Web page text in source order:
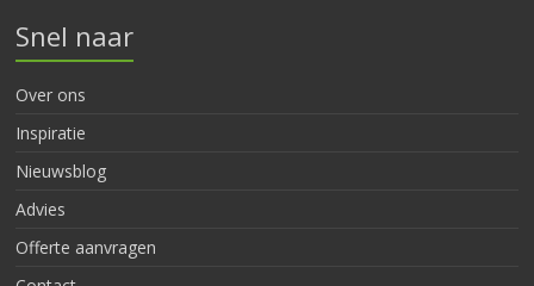
Snel naar
Over ons
Inspiratie
Nieuwsblog
Advies
Offerte aanvragen